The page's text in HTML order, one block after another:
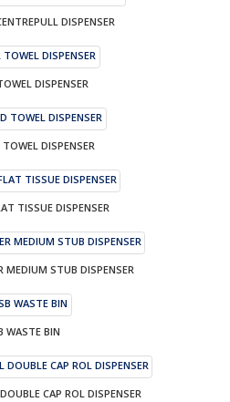
DISPENSER
DISPENSER
DISPENSER
TISSUE DISPENSER
MEDIUM STUB DISPENSER
WASTE BIN
CAP ROL DISPENSER